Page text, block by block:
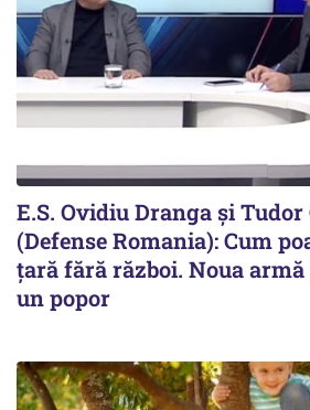
E.S. Ovidiu Dranga și
(Defense Romania): Cum
țară fără război. Noua
un popor